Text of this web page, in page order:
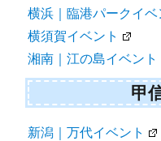
横浜｜臨港パークイベ
横須賀イベント
湘南｜江の島イベント
甲
新潟｜万代イベント